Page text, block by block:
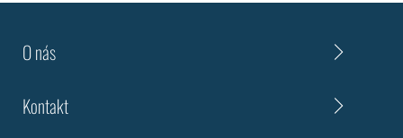
O nás
Kontakt